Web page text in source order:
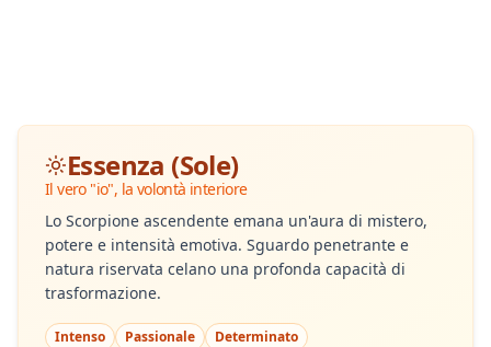
Essenza (Sole)
Il vero "io", la volontà interiore
Lo Scorpione ascendente emana un'aura di mistero,
potere e intensità emotiva. Sguardo penetrante e
natura riservata celano una profonda capacità di
trasformazione.
Intenso Passionale Determinato